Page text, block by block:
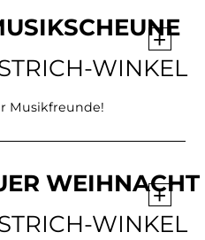
+
WINKEL
Musikfreunde!
WEIHNACHT
+
WINKEL